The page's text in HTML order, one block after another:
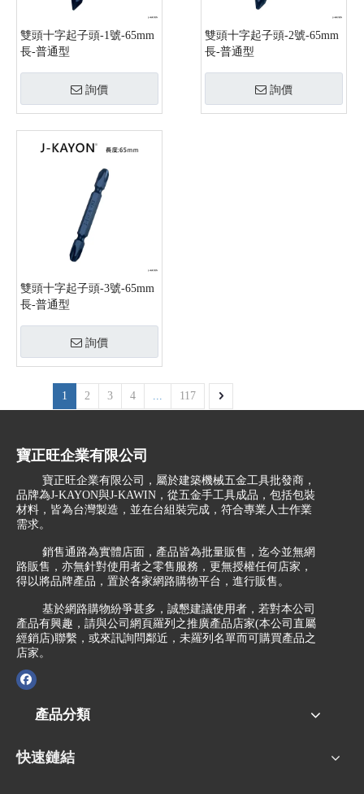
雙頭十字起子頭-1號-65mm
長-普通型
詢價
雙頭十字起子頭-2號-65mm
長-普通型
詢價
雙頭十字起子頭-3號-65mm
長-普通型
詢價
1 2 3 4 ... 117
寶正旺企業有限公司
寶正旺企業有限公司，屬於建築機械五金工具批發商，
品牌為J-KAYON與J-KAWIN，從五金手工具成品，包括包裝
材料，皆為台灣製造，並在台組裝完成，符合專業人士作業
需求。
銷售通路為實體店面，產品皆為批量販售，迄今並無網
路販售，亦無針對使用者之零售服務，更無授權任何店家，
得以將品牌產品，置於各家網路購物平台，進行販售。
基於網路購物紛爭甚多，誠懇建議使用者，若對本公司
產品有興趣，請與公司網頁羅列之推廣產品店家(本公司直屬
經銷店)聯繫，或來訊詢問鄰近，未羅列名單而可購買產品之
店家。
產品分類
快速鏈結